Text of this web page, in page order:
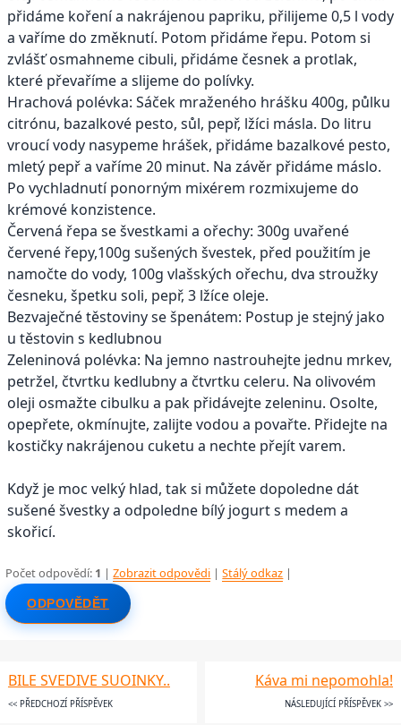
přidáme koření a nakrájenou papriku, přilijeme 0,5 l vody
a vaříme do změknutí. Potom přidáme řepu. Potom si
zvlášť osmahneme cibuli, přidáme česnek a protlak,
které převaříme a slijeme do polívky.
Hrachová polévka: Sáček mraženého hrášku 400g, půlku
citrónu, bazalkové pesto, sůl, pepř, lžíci másla. Do litru
vroucí vody nasypeme hrášek, přidáme bazalkové pesto,
mletý pepř a vaříme 20 minut. Na závěr přidáme máslo.
Po vychladnutí ponorným mixérem rozmixujeme do
krémové konzistence.
Červená řepa se švestkami a ořechy: 300g uvařené
červené řepy,100g sušených švestek, před použitím je
namočte do vody, 100g vlašských ořechu, dva stroužky
česneku, špetku soli, pepř, 3 lžíce oleje.
Bezvaječné těstoviny se špenátem: Postup je stejný jako
u těstovin s kedlubnou
Zeleninová polévka: Na jemno nastrouhejte jednu mrkev,
petržel, čtvrtku kedlubny a čtvrtku celeru. Na olivovém
oleji osmažte cibulku a pak přidávejte zeleninu. Osolte,
opepřete, okmínujte, zalijte vodou a povařte. Přidejte na
kostičky nakrájenou cuketu a nechte přejít varem.
Když je moc velký hlad, tak si můžete dopoledne dát
sušené švestky a odpoledne bílý jogurt s medem a
skořicí.
Počet odpovědí: 1 |Zobrazit odpovědi |Stálý odkaz |
ODPOVĚDĚT
BILE SVEDIVE SUOINKY..
<< PŘEDCHOZÍ PŘÍSPĚVEK
Káva mi nepomohla!
NÁSLEDUJÍCÍ PŘÍSPĚVEK >>